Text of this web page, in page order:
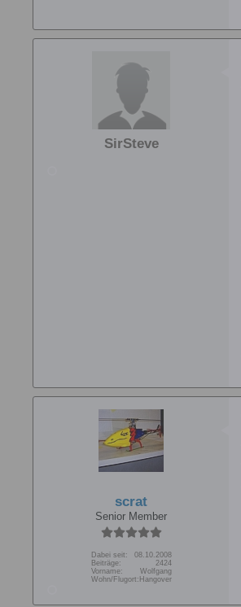
SirSteve
scrat
Senior Member
Dabei seit:
08.10.2008
Beiträge:
2424
Vorname:
Wolfgang
Wohn/Flugort: Hangover